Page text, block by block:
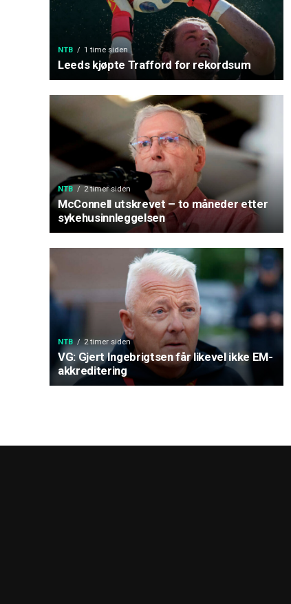
NTB 1 time siden
Leeds kjøpte Trafford for rekordsum
NTB 2 timer siden
McConnell utskrevet – to måneder etter
sykehusinnleggelsen
NTB 2 timer siden
VG: Gjert Ingebrigtsen får likevel ikke EM-
akkreditering